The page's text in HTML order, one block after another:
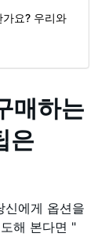
요? 우리와
매하는
은
신에게 옵션을
해 본다면 "